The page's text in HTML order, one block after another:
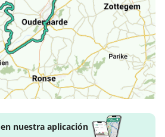
nuestra aplicación